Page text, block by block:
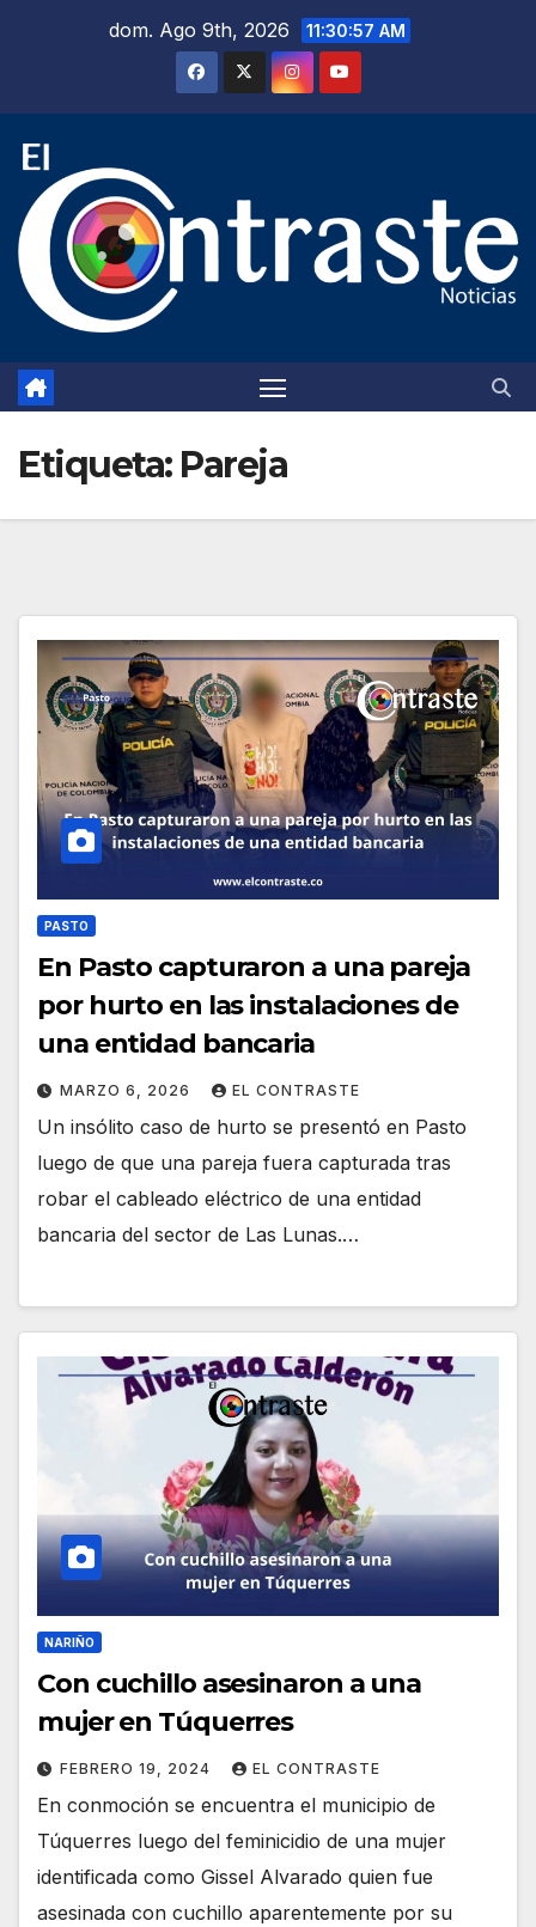
dom. Ago 9th, 2026 11:30:58 AM
Etiqueta: Pareja
PASTO
En Pasto capturaron a una pareja
por hurto en las instalaciones de
una entidad bancaria
MARZO 6, 2026 EL CONTRASTE
Un insólito caso de hurto se presentó en Pasto
luego de que una pareja fuera capturada tras
robar el cableado eléctrico de una entidad
bancaria del sector de Las Lunas.…
NARIÑO
Con cuchillo asesinaron a una
mujer en Túquerres
FEBRERO 19, 2024 EL CONTRASTE
En conmoción se encuentra el municipio de
Túquerres luego del feminicidio de una mujer
identificada como Gissel Alvarado quien fue
asesinada con cuchillo aparentemente por su